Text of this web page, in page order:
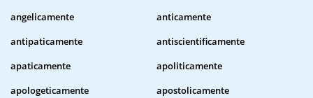
angelicamente
anticamente
antipaticamente
antiscientificamente
apaticamente
apoliticamente
apologeticamente
apostolicamente